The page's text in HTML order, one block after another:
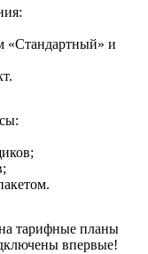
«Стандартный» и
на тарифные планы
впервые!